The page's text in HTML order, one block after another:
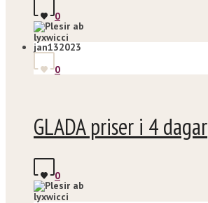
0
lyxwicci
jan132023
0
GLADA priser i 4 dagar
0
lyxwicci